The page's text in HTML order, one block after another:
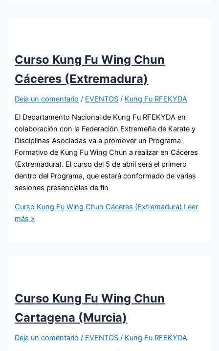
Curso Kung Fu Wing Chun
Cáceres (Extremadura)
Deja un comentario / EVENTOS / Kung Fu RFEKYDA
El Departamento Nacional de Kung Fu RFEKYDA en
colaboración con la Federación Extremeña de Karate y
Disciplinas Asociadas va a promover un Programa
Formativo de Kung Fu Wing Chun a realizar en Cáceres
(Extremadura). El curso del 5 de abril será el primero
dentro del Programa, que estará conformado de varias
sesiones presenciales de fin
Curso Kung Fu Wing Chun Cáceres (Extremadura) Leer
más »
Curso Kung Fu Wing Chun
Cartagena (Murcia)
Deja un comentario / EVENTOS / Kung Fu RFEKYDA